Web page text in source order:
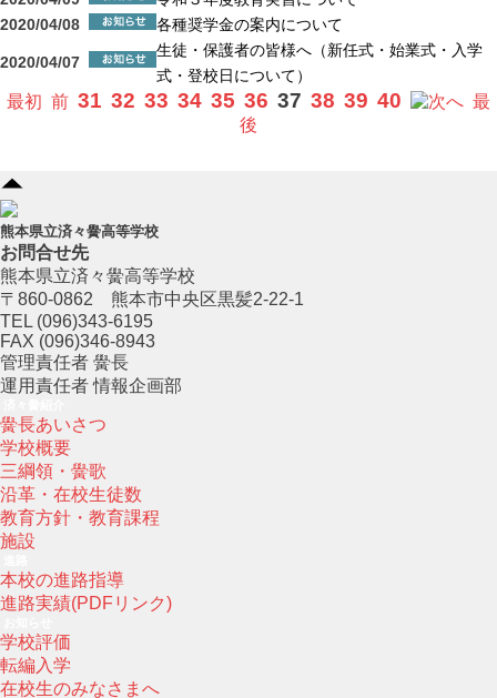
2020/04/08
各種奨学金の案内について
2020/04/07
生徒・保護者の皆様へ（新任式・始業式・入学
式・登校日について）
最初 前 31 32 33 34 35 36 37 38 39 40 へ 最
後
熊本県立済々黌高等学校
お問合せ先
熊本県立済々黌高等学校
〒860-0862 熊本市中央区黒髪2-22-1
TEL (096)343-6195
FAX (096)346-8943
管理責任者 黌長
運用責任者 情報企画部
黌長あいさつ
学校概要
三綱領・黌歌
沿革・在校生徒数
教育方針・教育課程
施設
本校の進路指導
進路実績(PDFリンク)
学校評価
転編入学
在校生のみなさまへ